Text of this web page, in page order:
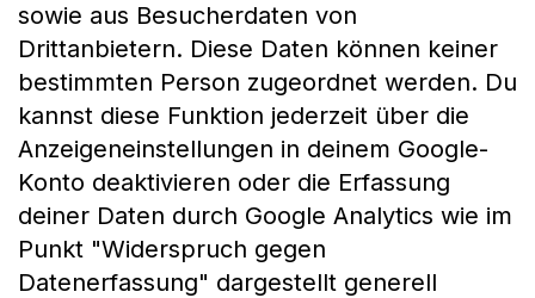
sowie aus Besucherdaten von
Drittanbietern. Diese Daten können keiner
bestimmten Person zugeordnet werden. Du
kannst diese Funktion jederzeit über die
Anzeigeneinstellungen in deinem Google-
Konto deaktivieren oder die Erfassung
deiner Daten durch Google Analytics wie im
Punkt "Widerspruch gegen
Datenerfassung" dargestellt generell